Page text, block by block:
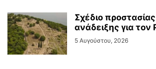
Σχέδιο
ανάδειξης για
5 Αυγούστου, 2026